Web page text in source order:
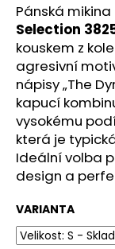
Pánská mikina
Selection
kouskem z
agresivní
nápisy „The
kapucí
vysokému
která je
Ideální volba
design a
VARIANTA
D
o
p
o
r
u
č
u
j
e